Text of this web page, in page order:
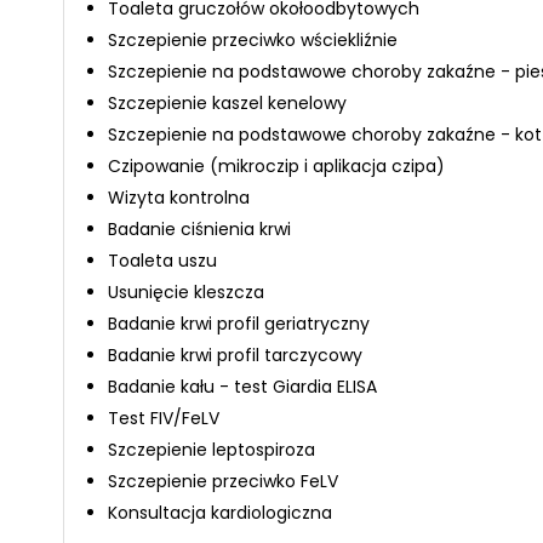
Toaleta gruczołów okołoodbytowych
Szczepienie przeciwko wściekliźnie
Szczepienie na podstawowe choroby zakaźne -
Szczepienie kaszel kenelowy
Szczepienie na podstawowe choroby zakaźne - kot
Czipowanie (mikroczip i aplikacja czipa)
Wizyta kontrolna
Badanie ciśnienia krwi
Toaleta uszu
Usunięcie kleszcza
Badanie krwi profil geriatryczny
Badanie krwi profil tarczycowy
Badanie kału - test Giardia ELISA
Test FIV/FeLV
Szczepienie leptospiroza
Szczepienie przeciwko FeLV
Konsultacja kardiologiczna